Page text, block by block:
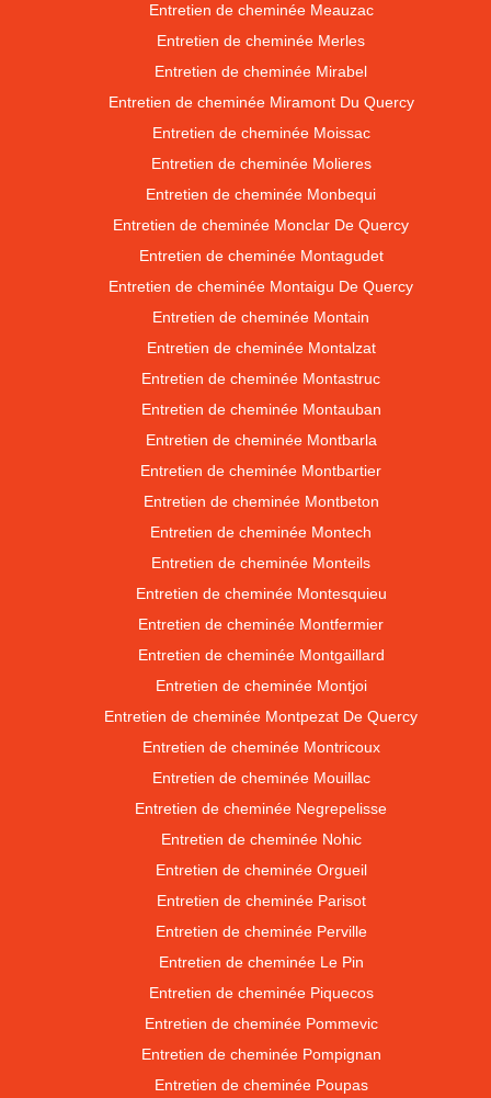
Entretien de cheminée Meauzac
Entretien de cheminée Merles
Entretien de cheminée Mirabel
Entretien de cheminée Miramont Du Quercy
Entretien de cheminée Moissac
Entretien de cheminée Molieres
Entretien de cheminée Monbequi
Entretien de cheminée Monclar De Quercy
Entretien de cheminée Montagudet
Entretien de cheminée Montaigu De Quercy
Entretien de cheminée Montain
Entretien de cheminée Montalzat
Entretien de cheminée Montastruc
Entretien de cheminée Montauban
Entretien de cheminée Montbarla
Entretien de cheminée Montbartier
Entretien de cheminée Montbeton
Entretien de cheminée Montech
Entretien de cheminée Monteils
Entretien de cheminée Montesquieu
Entretien de cheminée Montfermier
Entretien de cheminée Montgaillard
Entretien de cheminée Montjoi
Entretien de cheminée Montpezat De Quercy
Entretien de cheminée Montricoux
Entretien de cheminée Mouillac
Entretien de cheminée Negrepelisse
Entretien de cheminée Nohic
Entretien de cheminée Orgueil
Entretien de cheminée Parisot
Entretien de cheminée Perville
Entretien de cheminée Le Pin
Entretien de cheminée Piquecos
Entretien de cheminée Pommevic
Entretien de cheminée Pompignan
Entretien de cheminée Poupas